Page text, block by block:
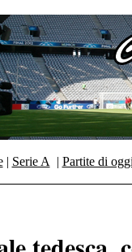
| Serie A | Partite di